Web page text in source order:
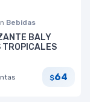
Bebidas
BALY
TROPICALES
$64